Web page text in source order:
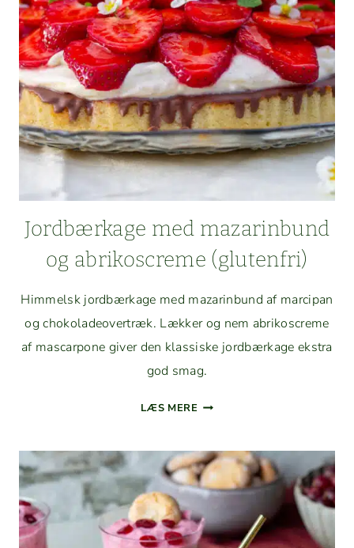
Jord­bærk­age med mazarin­bund
og abriko­screme (gluten­fri)
Him­mel­sk jord­bærk­age med mazarin­bund af mar­ci­pan
og choko­ladeovertræk. Lækker og nem abriko­screme
af mas­car­pone giv­er den klas­siske jord­bærk­age ekstra
god smag.
LÆS MERE JORD­
MED
MAZARIN­
BUND
OG
ABRIKO­